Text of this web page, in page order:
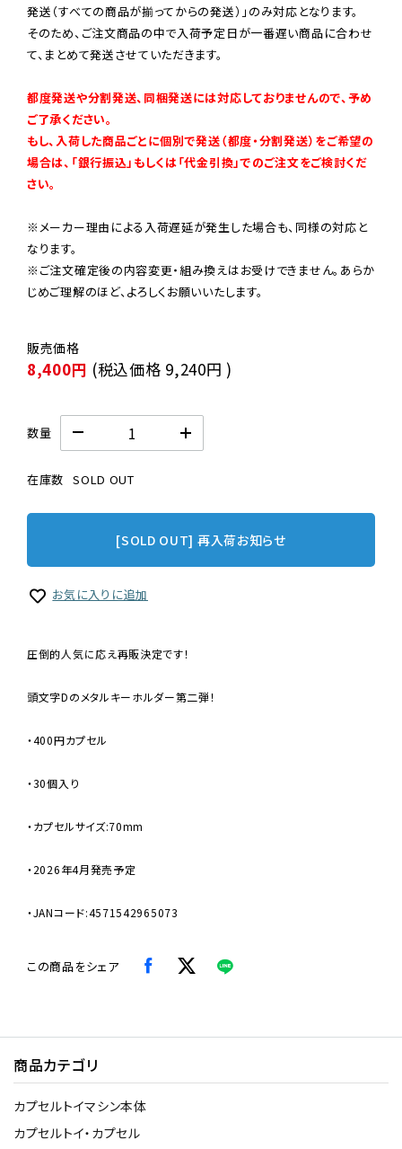
発送（すべての商品が揃ってからの発送）」のみ対応となります。
そのため、ご注文商品の中で入荷予定日が一番遅い商品に合わせ
て、まとめて発送させていただきます。
都度発送や分割発送、同梱発送には対応しておりませんので、予め
ご了承ください。
もし、入荷した商品ごとに個別で発送（都度・分割発送）をご希望の
場合は、「銀行振込」もしくは「代金引換」でのご注文をご検討くだ
さい。
※メーカー理由による入荷遅延が発生した場合も、同様の対応と
なります。
※ご注文確定後の内容変更・組み換えはお受けできません。あらか
じめご理解のほど、よろしくお願いいたします。
8,400円 (税込価格 9,240円 )
数量
在庫数 SOLD OUT
[SOLD OUT] 再入荷お知らせ
お気に入りに追加
圧倒的人気に応え再販決定です！
頭文字Dのメタルキーホルダー第二弾！
・400円カプセル
・30個入り
・カプセルサイズ:70mm
・2026年4月発売予定
・JANコード:4571542965073
この商品をシェア
商品カテゴリ
カプセルトイマシン本体
カプセルトイ・カプセル